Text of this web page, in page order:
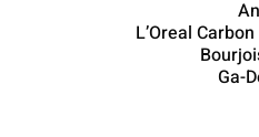
L’Oreal
Ga-